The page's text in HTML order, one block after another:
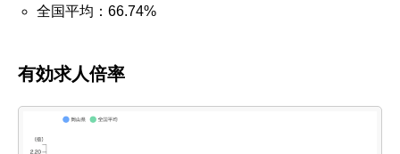
全国平均：66.74%
有効求人倍率